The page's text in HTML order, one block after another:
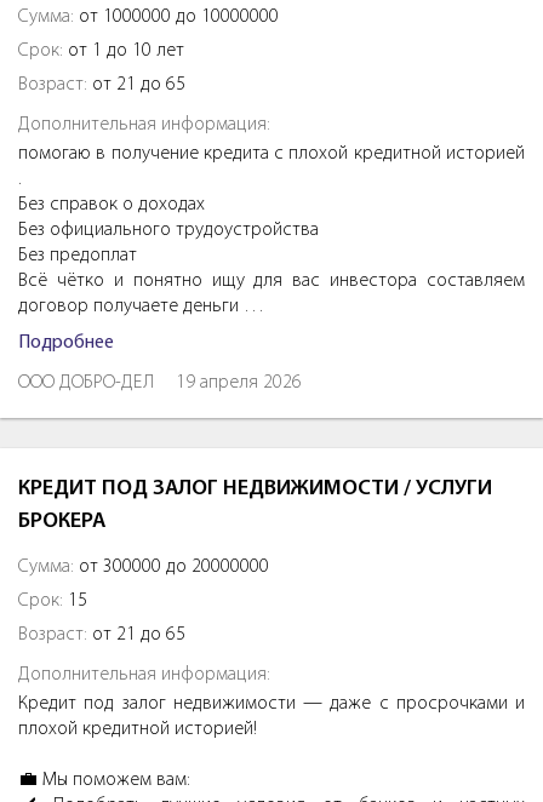
Сумма: от 1000000 до 10000000
Срок: от 1 до 10 лет
Возраст: от 21 до 65
Дополнительная информация:
помогаю в получение кредита с плохой кредитной историей
.
Без справок о доходах
Без официального трудоустройства
Без предоплат
Всё чётко и понятно ищу для вас инвестора составляем
договор получаете деньги …
Подробнее
ООО ДОБРО-ДЕЛ 19 апреля 2026
КРЕДИТ ПОД ЗАЛОГ НЕДВИЖИМОСТИ / УСЛУГИ
БРОКЕРА
Сумма: от 300000 до 20000000
Срок: 15
Возраст: от 21 до 65
Дополнительная информация:
Кредит под залог недвижимости — даже с просрочками и
плохой кредитной историей!
💼 Мы поможем вам: